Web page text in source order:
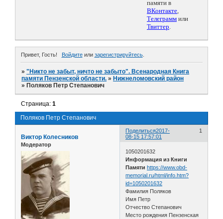
памяти в
ВКонтакте,
Телеграмм или
Твиттер.
Привет, Гость! Войдитеили зарегистрируйтесь.
»"Никто не забыт, ничто не забыто". Всенародная Книга
памяти Пензенской области. » Нижнеломовский район
» Поляков Петр Степанович
Поляков Петр Степанович
Страница:1
Поделиться 1
2017-
08-15 17:57:01
Виктор Колесников
Модератор
1050201632
Информация из Книги
Памяти https://www.obd-
memorial.ru/html/info.htm?
id=1050201632
Фамилия Поляков
Имя Петр
Отчество Степанович
Место рождения Пензенская